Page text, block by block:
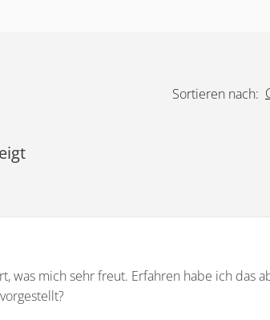
Sortieren nach:
was mich sehr freut. Erfahren habe ich das